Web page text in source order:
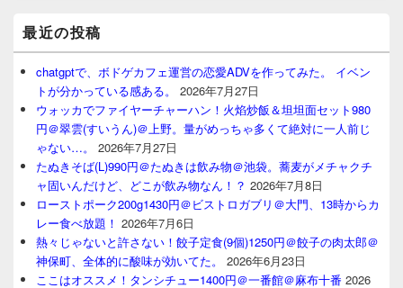
最近の投稿
chatgptで、ボドゲカフェ運営の恋愛ADVを作ってみた。 イベン
トが分かっている感ある。
2026年7月27日
ウォッカでファイヤーチャーハン！火焰炒飯＆坦坦面セット980
円＠翠雲(すいうん)＠上野。量がめっちゃ多くて絶対に一人前じ
ゃない…。
2026年7月27日
たぬきそば(L)990円＠たぬきは飲み物＠池袋。蕎麦がメチャクチ
ャ固いんだけど、どこが飲み物なん！？ 2026年7月8日
ローストポーク200g1430円＠ビストロガブリ＠大門、13時からカ
レー食べ放題！ 2026年7月6日
熱々じゃないと許さない！餃子定食(9個)1250円＠餃子の肉太郎＠
神保町、全体的に酸味が効いてた。
2026年6月23日
ここはオススメ！タンシチュー1400円＠一番館＠麻布十番 2026